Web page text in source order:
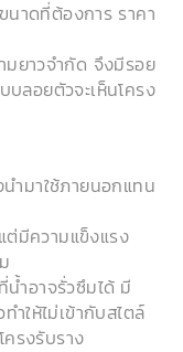
นาดที่ต้องการ ราคา
มยาวจำกัด จึงมีรอย
ลอยตัวจะเห็นโครง
มาใช้ภายนอกแทน
ต่มีความแข็งแรง
ำอาจรั่วซึมได้ มี
ให้ไม่เข้ากับสไตล์
รงรับราง